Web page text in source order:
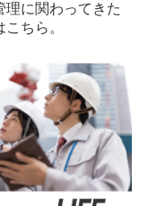
理に関わってきた
ちら。